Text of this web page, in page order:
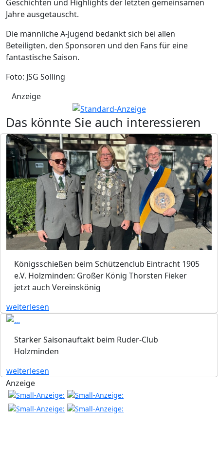
Geschichten und Highlights der letzten gemeinsamen
Jahre ausgetauscht.
Die männliche A-Jugend bedankt sich bei allen
Beteiligten, den Sponsoren und den Fans für eine
fantastische Saison.
Foto: JSG Solling
Anzeige
Das könnte Sie auch interessieren
Königsschießen beim Schützenclub Eintracht 1905
e.V. Holzminden: Großer König Thorsten Fieker
jetzt auch Vereinskönig
weiterlesen
Starker Saisonauftakt beim Ruder-Club
Holzminden
weiterlesen
Anzeige